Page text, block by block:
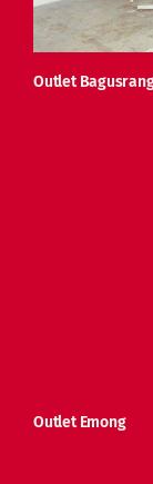
Outlet
Outlet Emong